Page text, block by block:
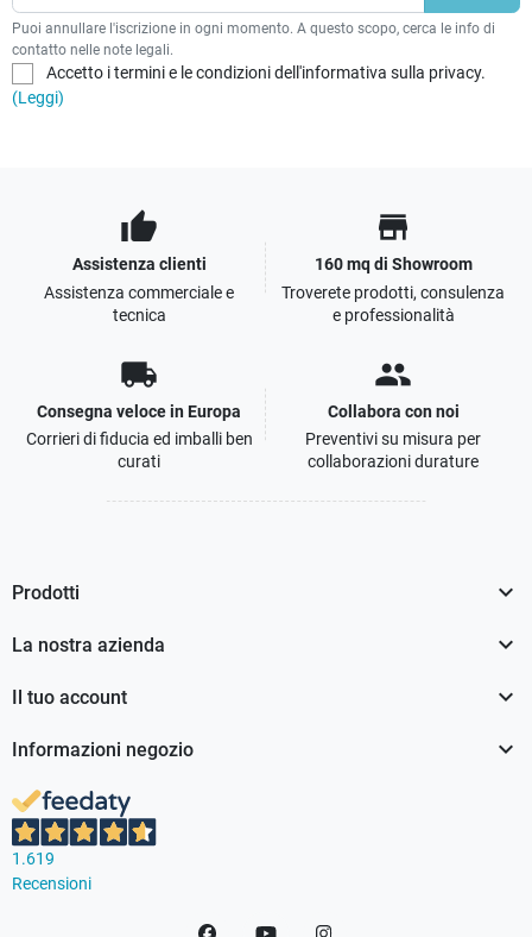
Puoi annullare l'iscrizione in ogni momento. A questo scopo, cerca le info di
contatto nelle note legali.
Accetto i termini e le condizioni dell'informativa sulla privacy.
(Leggi)
thumb_up
Assistenza clienti
Assistenza commerciale e
tecnica
store
160 mq di Showroom
Troverete prodotti, consulenza
e professionalità
local_shipping
Consegna veloce in Europa
Corrieri di fiducia ed imballi ben
curati
people
Collabora con noi
Preventivi su misura per
collaborazioni durature
Prodotti 
La nostra azienda 
Il tuo account 
Informazioni negozio 
1.619
Recensioni